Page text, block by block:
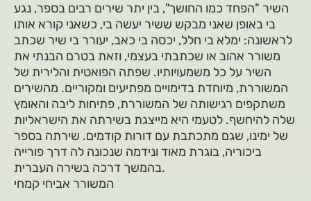
השיר "הפחד כמו החושך", בין יתר שירים רבים בספר, נגע
בי באופן שאני מבקש ששיר יעשה בי, כשאני קורא אותו
לראשונה: ימלא בי חלל, יכסה בי כאב, יעורר בי שיר שכתב
משורר אהוב או שכתבתי בעצמי, וזאת בטרם הבנתי את
השיר על כל משמעויותיו. שפתה הפואטית והלירית של
המשוררת, מיוחדת בדימויים מפתיעים ומקוריים. מהשירים
משתקפים רגישותה של המשוררת, פתיחות ליבה והאומץ
שלה להיחשף. לטעמי היא מייצגת בשירתה את הישראליות
של ימינו, שגם מתכתבת עם דורות קודמים. שירתה בספר
ביכוריה, בוגרת מאוד ונידמה שנכונה לה דרך פורייה
בהמשך דרכה בשירה העברית.
המשורר אביחי קמחי